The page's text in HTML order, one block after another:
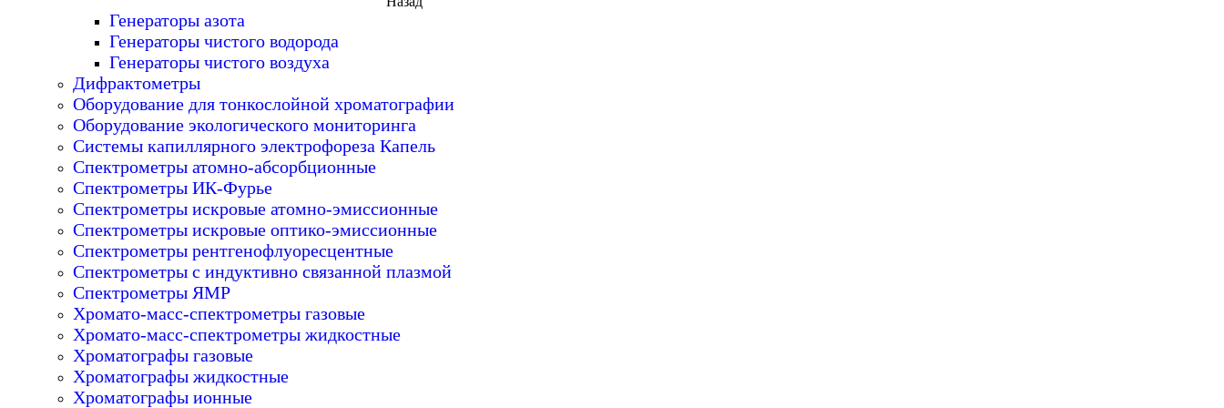
Генераторы азота
Генераторы чистого водорода
Генераторы чистого воздуха
Дифрактометры
Оборудование для тонкослойной хроматографии
Оборудование экологического мониторинга
Системы капиллярного электрофореза Капель
Спектрометры атомно-абсорбционные
Спектрометры ИК-Фурье
Спектрометры искровые атомно-эмиссионные
Спектрометры искровые оптико-эмиссионные
Спектрометры рентгенофлуоресцентные
Спектрометры с индуктивно связанной плазмой
Спектрометры ЯМР
Хромато-масс-спектрометры газовые
Хромато-масс-спектрометры жидкостные
Хроматографы газовые
Хроматографы жидкостные
Хроматографы ионные